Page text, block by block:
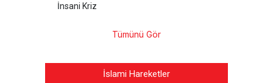
İnsani Kriz
Tümünü Gör
İslami Hareketler